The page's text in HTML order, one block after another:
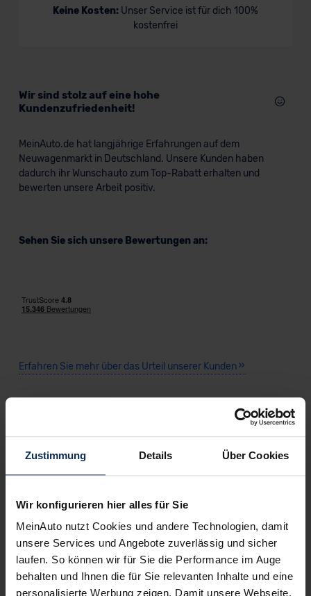
Zustimmung Details Über Cookies
Wir konfigurieren hier alles für Sie
MeinAuto nutzt Cookies und andere Technologien, damit
unsere Services und Angebote zuverlässig und sicher
laufen. So können wir für Sie die Performance im Auge
behalten und Ihnen die für Sie relevanten Inhalte und eine
personalisierte Werbung zeigen. Damit unsere Webseite,
Keine Kosten: Unser Service ist für dich 100%
kostenfrei
Wir sind stolz auf eine hohe
Kundenzufriedenheit!
MeinAuto.de hat langjährige Erfahrungen auf dem
Neuwagenmarkt in Deutschland. Unsere Kunden haben
dadurch ihr Wunschauto zum Top-Rabatt erhalten und
bewerten unsere Arbeit positiv.
Sehen Sie sich unsere Bewertungen an:
Erfahren Sie mehr über das Urteil unserer Kunden
KI-generiert